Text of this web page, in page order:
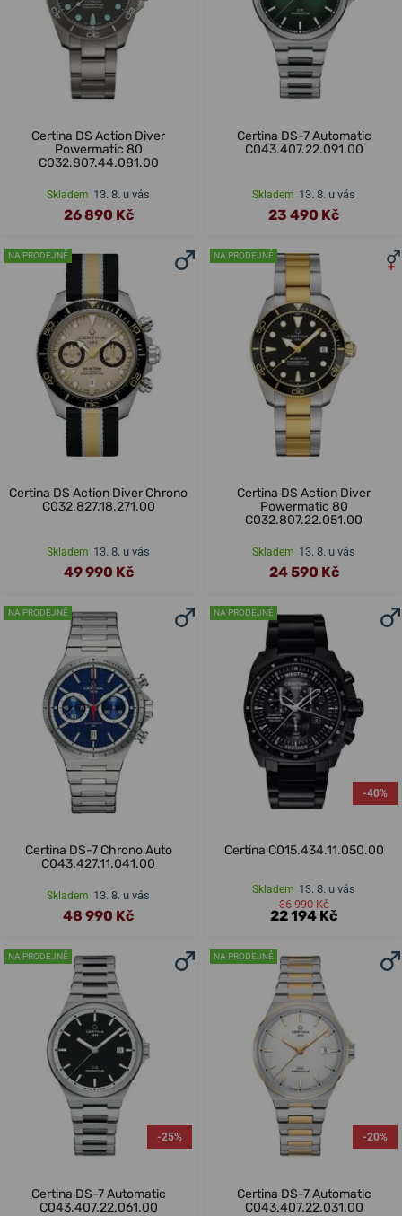
Certina DS Action Diver
Powermatic 80
C032.807.44.081.00
Skladem 13. 8. u vás
26 890 Kč
Certina DS-7 Automatic
C043.407.22.091.00
Skladem 13. 8. u vás
23 490 Kč
NA PRODEJNĚ
Certina DS Action Diver Chrono
C032.827.18.271.00
Skladem 13. 8. u vás
49 990 Kč
NA PRODEJNĚ
Certina DS Action Diver
Powermatic 80
C032.807.22.051.00
Skladem 13. 8. u vás
24 590 Kč
NA PRODEJNĚ
Certina DS-7 Chrono Auto
C043.427.11.041.00
Skladem 13. 8. u vás
48 990 Kč
NA PRODEJNĚ
-40%
Certina C015.434.11.050.00
Skladem 13. 8. u vás
36 990 Kč
22 194 Kč
NA PRODEJNĚ
-25%
Certina DS-7 Automatic
C043.407.22.061.00
NA PRODEJNĚ
-20%
Certina DS-7 Automatic
C043.407.22.031.00